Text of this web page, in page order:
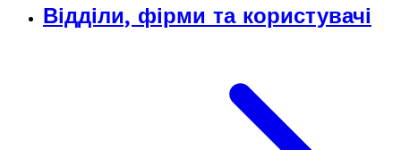
Відділи, фірми та користувачі